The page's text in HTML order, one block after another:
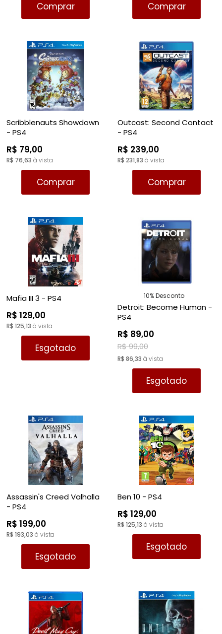
Comprar Comprar
Scribblenauts Showdown
- PS4
R$ 79,00
R$ 76,63 à vista
Comprar
Outcast: Second Contact
- PS4
R$ 239,00
R$ 231,83 à vista
Comprar
Mafia III 3 - PS4
R$ 129,00
R$ 125,13 à vista
Esgotado
10% Desconto
Detroit: Become Human -
PS4
R$ 89,00
R$ 99,00
R$ 86,33 à vista
Esgotado
Assassin's Creed Valhalla
- PS4
R$ 199,00
R$ 193,03 à vista
Esgotado
Ben 10 - PS4
R$ 129,00
R$ 125,13 à vista
Esgotado